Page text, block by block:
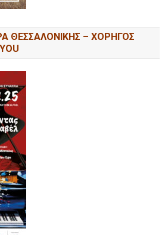
ΘΕΣΣΑΛΟΝΙΚΗΣ – ΧΟΡΗΓΟΣ